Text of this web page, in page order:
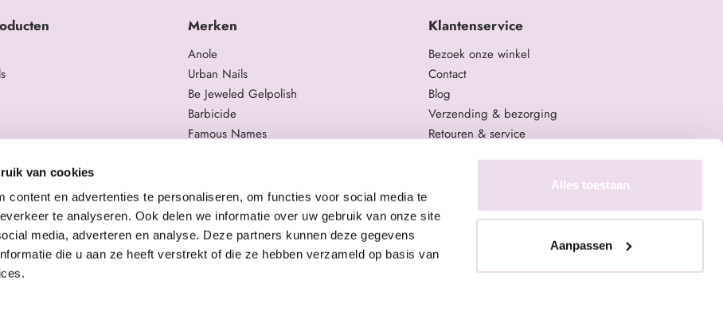
van cookies
content en advertenties te personaliseren, om functies voor social media te
te analyseren. Ook delen we informatie over uw gebruik van onze site
media, adverteren en analyse. Deze partners kunnen deze gegevens
die u aan ze heeft verstrekt of die ze hebben verzameld op basis van
Alles toestaan
Aanpassen
Merken
Anole
Urban Nails
Be Jeweled Gelpolish
Barbicide
Famous Names
Staleks Pro
Klantenservice
Bezoek onze winkel
Contact
Blog
Verzending & bezorging
Retouren & service